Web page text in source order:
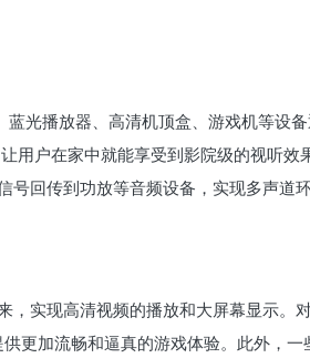
光播放器、高清机顶盒、游戏机等设备
用户在家中就能享受到影院级的视听效
回传到功放等音频设备，实现多声道
实现高清视频的播放和大屏幕显示。
更加流畅和逼真的游戏体验。此外，一